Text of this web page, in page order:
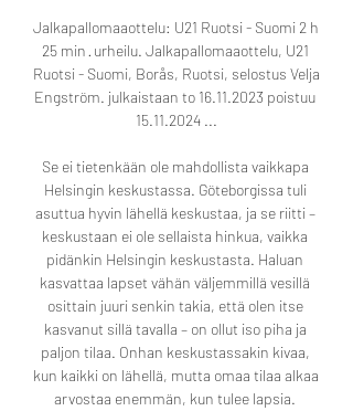
Jalkapallomaaottelu: U21 Ruotsi - Suomi 2 h
25 min · urheilu. Jalkapallomaaottelu, U21
Ruotsi - Suomi, Borås, Ruotsi, selostus Velja
Engström. julkaistaan to 16.11.2023 poistuu
15.11.2024 ...
Se ei tietenkään ole mahdollista vaikkapa
Helsingin keskustassa. Göteborgissa tuli
asuttua hyvin lähellä keskustaa, ja se riitti –
keskustaan ei ole sellaista hinkua, vaikka
pidänkin Helsingin keskustasta. Haluan
kasvattaa lapset vähän väljemmillä vesillä
osittain juuri senkin takia, että olen itse
kasvanut sillä tavalla – on ollut iso piha ja
paljon tilaa. Onhan keskustassakin kivaa,
kun kaikki on lähellä, mutta omaa tilaa alkaa
arvostaa enemmän, kun tulee lapsia.